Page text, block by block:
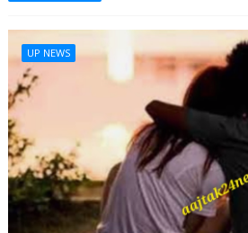
UP NEWS